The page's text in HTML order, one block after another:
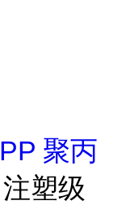
PP 聚丙
塑级